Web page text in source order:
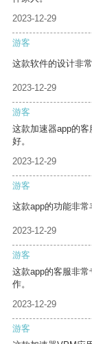
2023-12-29
游客
这款软件的设计非
2023-12-29
游客
这款加速器app的
好。
2023-12-29
游客
这款app的功能非常
2023-12-29
游客
这款app的客服非
作。
2023-12-29
游客